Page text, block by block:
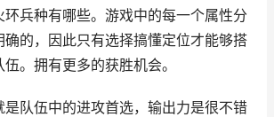
环兵种有哪些。游戏中的每一个属性分
确的，因此只有选择搞懂定位才能够搭
。拥有更多的获胜机会。
是队伍中的进攻首选，输出力是很不错